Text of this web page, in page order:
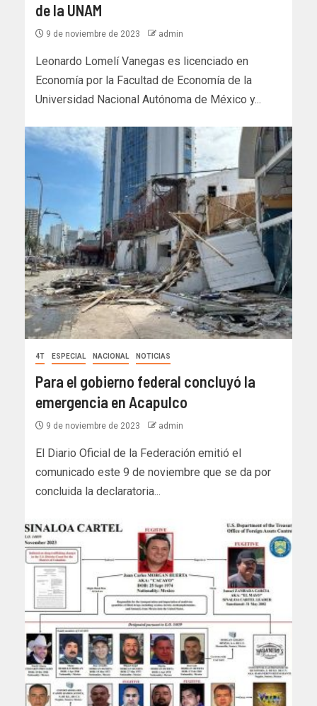
de la UNAM
9 de noviembre de 2023 admin
Leonardo Lomelí Vanegas es licenciado en
Economía por la Facultad de Economía de la
Universidad Nacional Autónoma de México y...
4T ESPECIAL NACIONAL NOTICIAS
Para el gobierno federal concluyó la
emergencia en Acapulco
9 de noviembre de 2023 admin
El Diario Oficial de la Federación emitió el
comunicado este 9 de noviembre que se da por
concluida la declaratoria...